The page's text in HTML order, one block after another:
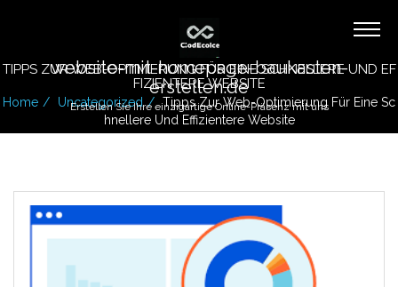
website-mit-homepage-baukasten-
erstellen.de
Erstellen Sie Ihre einzigartige Online-Präsenz mit uns
TIPPS ZUR WEB-OPTIMIERUNG FÜR EINE SCHNELLERE UND EF
FIZIENTERE WEBSITE
Home Uncategorized
Tipps Zur Web-Optimierung Für Eine Sc
Hnellere Und Effizientere Website